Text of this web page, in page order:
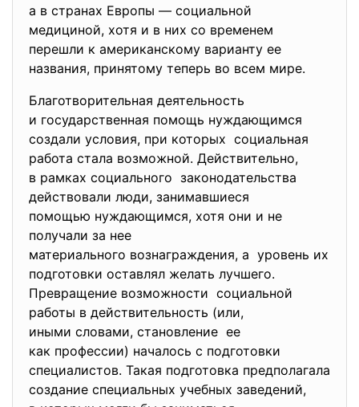
а в странах Европы — социальной
медициной, хотя и в них со временем
перешли к американскому варианту ее
названия, принятому теперь во всем мире.
Благотворительная деятельность
и государственная помощь нуждающимся
создали условия, при которых социальная
работа стала возможной. Действительно,
в рамках социального законодательства
действовали люди, занимавшиеся
помощью нуждающимся, хотя они и не
получали за нее
материального вознаграждения, а уровень их
подготовки оставлял желать лучшего.
Превращение возможности социальной
работы в действительность (или,
иными словами, становление ее
как профессии) началось с подготовки
специалистов. Такая подготовка предполагала
создание специальных учебных заведений,